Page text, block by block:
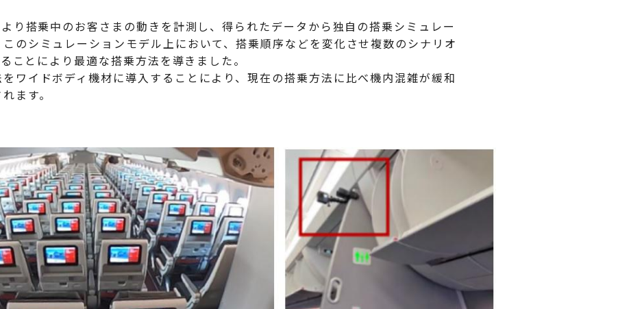
り搭乗中のお客さまの動きを計測し、得られたデータから独自の搭乗シミュレー
のシミュレーションモデル上において、搭乗順序などを変化させ複数のシナリオ
とにより最適な搭乗方法を導きました。
ワイドボディ機材に導入することにより、現在の搭乗方法に比べ機内混雑が緩和
ます。